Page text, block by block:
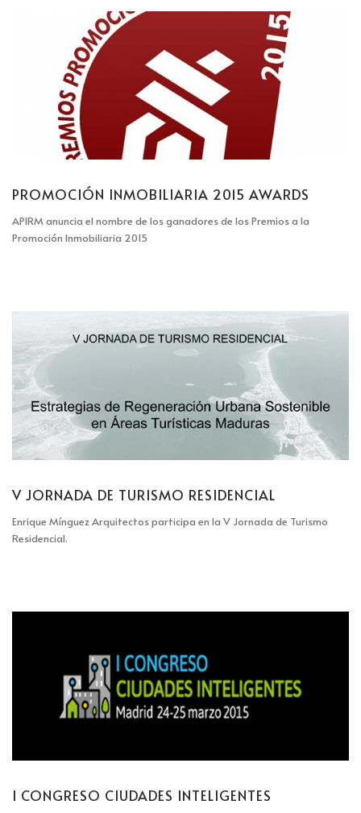
PROMOCIÓN INMOBILIARIA 2015 AWARDS
APIRM anuncia el nombre de los ganadores de los Premios a la
Promoción Inmobiliaria 2015
V JORNADA DE TURISMO RESIDENCIAL
Enrique Mínguez Arquitectos participa en la V Jornada de Turismo
Residencial.
I CONGRESO CIUDADES INTELIGENTES